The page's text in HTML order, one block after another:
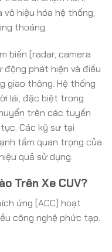
hiệu hóa hệ thống,
thoáng.
biến (radar, camera
phát hiện và điều
giao thông. Hệ thống
lái, đặc biệt trong
trên các tuyến
Các kỹ sư tại
tầm quan trọng của
quả sử dụng.
Trên Xe CUV?
ứng (ACC) hoạt
công nghệ phức tạp: